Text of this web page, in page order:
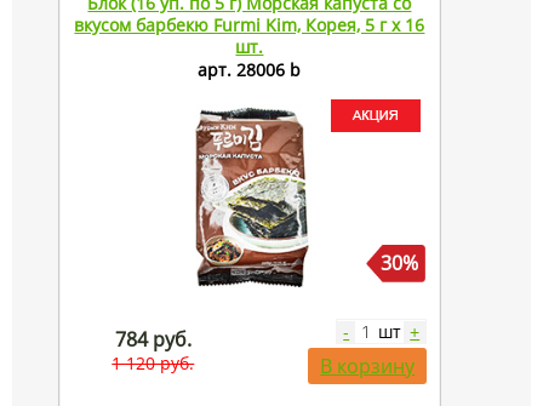
вкусом барбекю Furmi Kim, Корея, 5 г х 16
шт.
арт. 28006 b
30%
784 руб.
1 120 руб.
- шт +
В корзину